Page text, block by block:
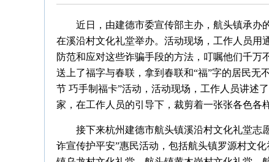
近日，由建德市委宣传部主办，航头镇承办
在溪沿村文化礼堂举办。活动现场，工作人员用
防范和应对这些诈骗手段的方法，叮嘱他们千万
送上了福字与春联，拿到春联和“福”字的居民无
节 巧手制福卡”活动，活动现场，工作人员讲述
家，在工作人员的引导下，裁剪着一张张各色各
接下来杭州建德市航头镇溪沿村文化礼堂志
诈宣传护平安”惠民活动，包括航头镇罗源村文